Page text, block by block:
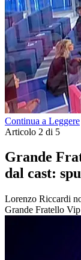
Continua a Leggere
Articolo 2 di 5
Grande
dal cast:
Lorenzo Riccardi
Grande Fratello